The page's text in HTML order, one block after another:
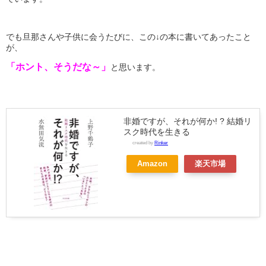
でも旦那さんや子供に会うたびに、この↓の本に書いてあったこと
が、
「ホント、そうだな～」 と思います。
非婚ですが、それが何か! ? 結婚リ
スク時代を生きる
created by Rinker
Amazon 楽天市場